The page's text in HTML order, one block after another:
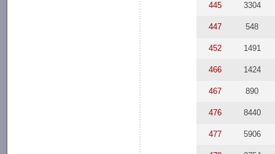
445 3304
447 548
452 1491
466 1424
467 890
476 8440
477 5906